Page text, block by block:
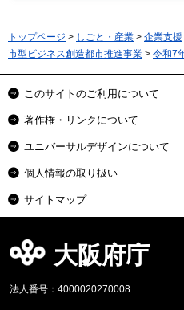
トップページ > しごと・産業 > 企業支援
市型ビジネス創造都市推進事業 > 令和7
このサイトのご利用について
著作権・リンクについて
ユニバーサルデザインについて
個人情報の取り扱い
サイトマップ
大阪府庁
法人番号：4000020270008